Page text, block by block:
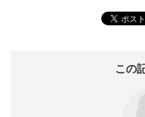
この